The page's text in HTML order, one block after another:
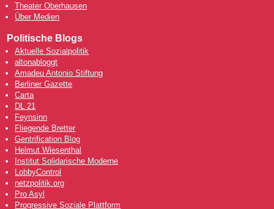
Theater Oberhausen
Über Medien
Politische Blogs
Aktuelle Sozialpolitik
altonabloggt
Amadeu Antonio Stiftung
Berliner Gazette
Carta
DL 21
Feynsinn
Fliegende Bretter
Gentrification Blog
Helmut Wiesenthal
Institut Solidarische Moderne
LobbyControl
netzpolitik.org
Pro Asyl
Progressive Soziale Plattform